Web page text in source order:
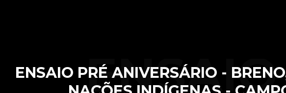
ENSAIO PRÉ ANIVERSÁRIO -